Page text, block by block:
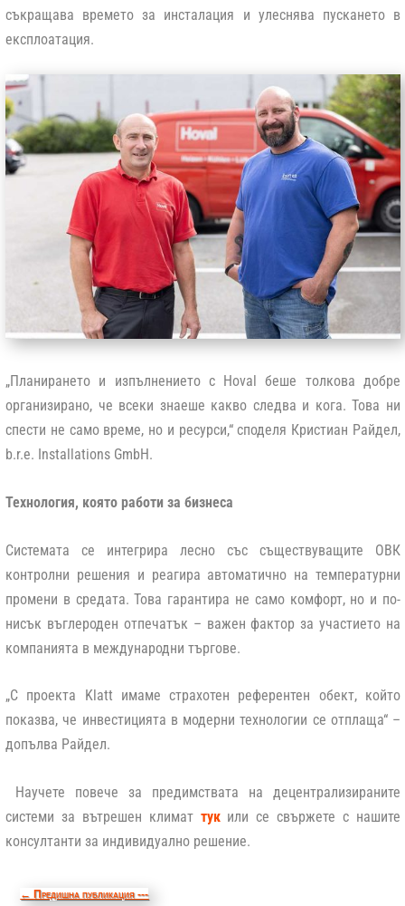
съкращава времето за инсталация и улеснява пускането в
експлоатация.
„Планирането и изпълнението с Hoval беше толкова добре
организирано, че всеки знаеше какво следва и кога. Това ни
спести не само време, но и ресурси,“споделя Кристиан Райдел,
b.r.e. Installations GmbH.
Технология, която работи за бизнеса
Системата се интегрира лесно със съществуващите ОВК
контролни решения и реагира автоматично на температурни
промени в средата. Това гарантира не само комфорт, но и по-
нисък въглероден отпечатък – важен фактор за участието на
компанията в международни търгове.
„С проекта Klatt имаме страхотен референтен обект, който
показва, че инвестицията в модерни технологии се отплаща“–
допълва Райдел.
Научете повече за предимствата на децентрализираните
системи за вътрешен климат тукили се свържете с нашите
консултанти за индивидуално решение.
←Предишна публикация ---